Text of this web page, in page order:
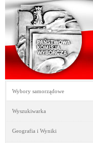
Wybory samorządowe
Wyszukiwarka
Geografia i Wyniki